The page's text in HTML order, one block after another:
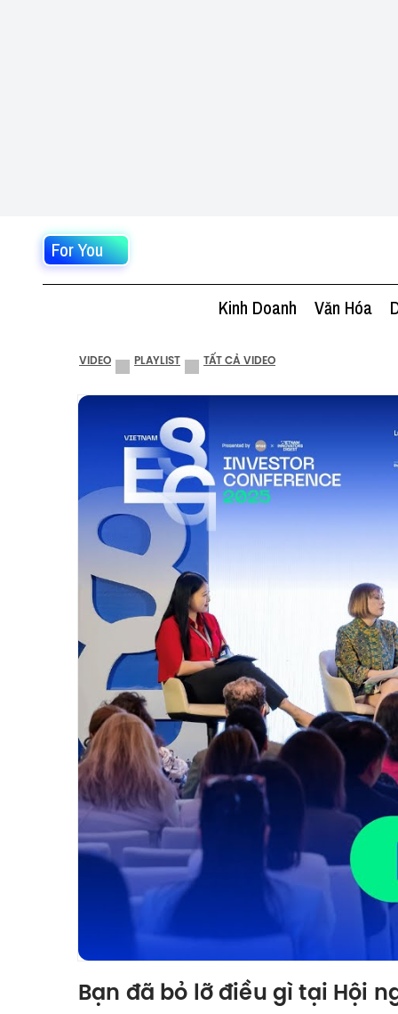
For You
Kinh Doanh Văn Hóa
VIDEO PLAYLIST TẤT CẢ VIDEO
Bạn đã bỏ lỡ điều gì tại Hội